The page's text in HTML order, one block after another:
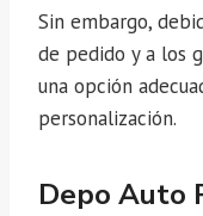
Sin embargo,
de pedido y a los
una opción
personalización.
Depo Auto